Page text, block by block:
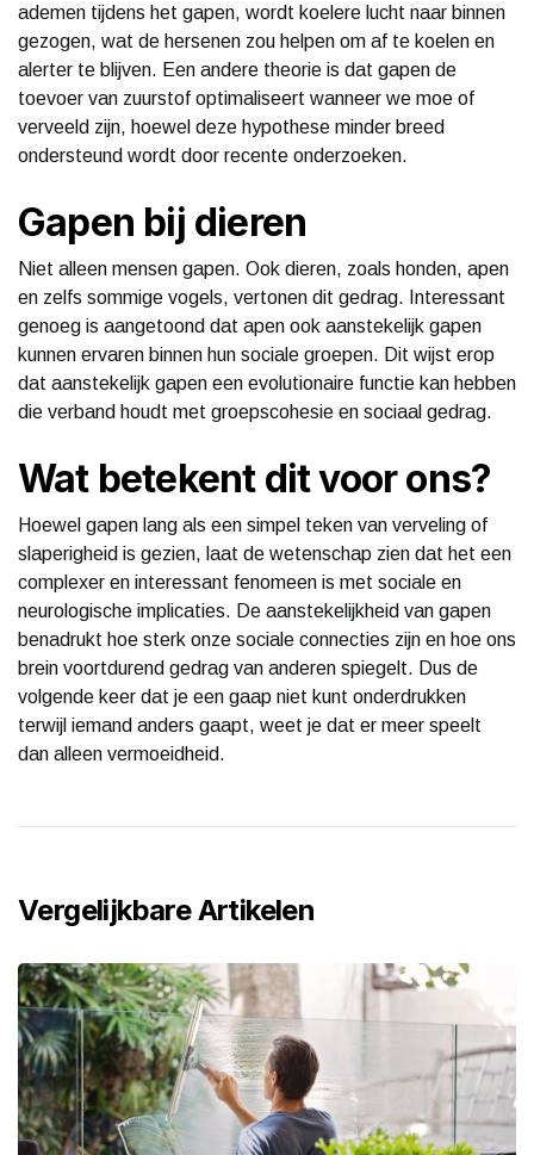
ademen tijdens het gapen, wordt koelere lucht naar binnen
gezogen, wat de hersenen zou helpen om af te koelen en
alerter te blijven. Een andere theorie is dat gapen de
toevoer van zuurstof optimaliseert wanneer we moe of
verveeld zijn, hoewel deze hypothese minder breed
ondersteund wordt door recente onderzoeken.
Gapen bij dieren
Niet alleen mensen gapen. Ook dieren, zoals honden, apen
en zelfs sommige vogels, vertonen dit gedrag. Interessant
genoeg is aangetoond dat apen ook aanstekelijk gapen
kunnen ervaren binnen hun sociale groepen. Dit wijst erop
dat aanstekelijk gapen een evolutionaire functie kan hebben
die verband houdt met groepscohesie en sociaal gedrag.
Wat betekent dit voor ons?
Hoewel gapen lang als een simpel teken van verveling of
slaperigheid is gezien, laat de wetenschap zien dat het een
complexer en interessant fenomeen is met sociale en
neurologische implicaties. De aanstekelijkheid van gapen
benadrukt hoe sterk onze sociale connecties zijn en hoe ons
brein voortdurend gedrag van anderen spiegelt. Dus de
volgende keer dat je een gaap niet kunt onderdrukken
terwijl iemand anders gaapt, weet je dat er meer speelt
dan alleen vermoeidheid.
Vergelijkbare Artikelen